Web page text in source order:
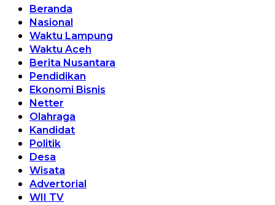
Beranda
Nasional
Waktu Lampung
Waktu Aceh
Berita Nusantara
Pendidikan
Ekonomi Bisnis
Netter
Olahraga
Kandidat
Politik
Desa
Wisata
Advertorial
WII TV